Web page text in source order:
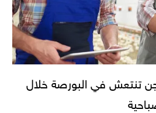
تنتعش في البورصة خلال